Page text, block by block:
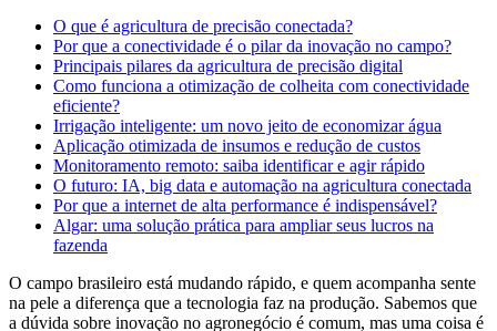
O que é agricultura de precisão conectada?
Por que a conectividade é o pilar da inovação no campo?
Principais pilares da agricultura de precisão digital
Como funciona a otimização de colheita com conectividade
eficiente?
Irrigação inteligente: um novo jeito de economizar água
Aplicação otimizada de insumos e redução de custos
Monitoramento remoto: saiba identificar e agir rápido
O futuro: IA, big data e automação na agricultura conectada
Por que a internet de alta performance é indispensável?
Algar: uma solução prática para ampliar seus lucros na
fazenda
O campo brasileiro está mudando rápido, e quem acompanha sente
na pele a diferença que a tecnologia faz na produção. Sabemos que
a dúvida sobre inovação no agronegócio é comum, mas uma coisa é